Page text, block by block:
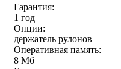
Гарантия:
1 год
Опции:
держатель рулонов
Оперативная память:
8 Мб